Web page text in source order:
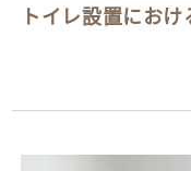
トイレ設置にお